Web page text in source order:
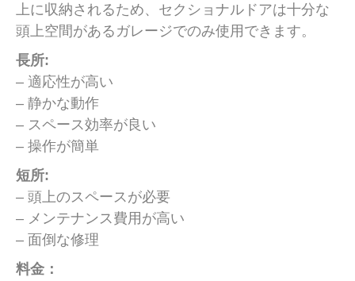
上に収納されるため、セクショナルドアは十分な
頭上空間があるガレージでのみ使用できます。
長所:
– 適応性が高い
– 静かな動作
– スペース効率が良い
– 操作が簡単
短所:
– 頭上のスペースが必要
– メンテナンス費用が高い
– 面倒な修理
料金：